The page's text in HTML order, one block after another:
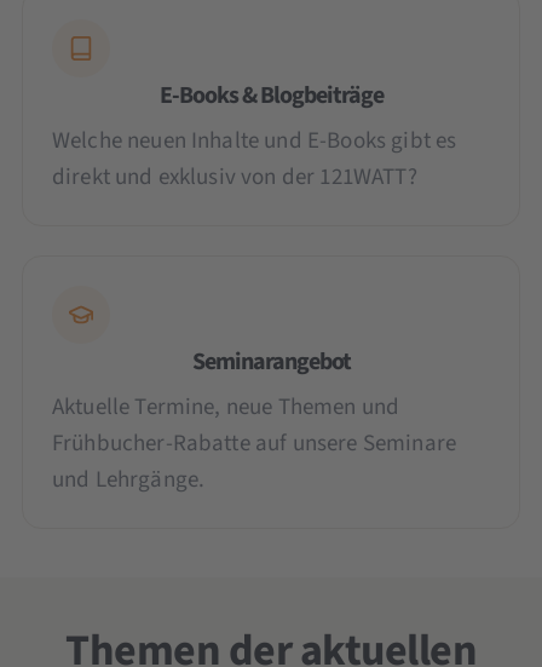
E-Books & Blogbeiträge
Welche neuen Inhalte und E-Books gibt es
direkt und exklusiv von der 121WATT?
Seminarangebot
Aktuelle Termine, neue Themen und
Frühbucher-Rabatte auf unsere Seminare
und Lehrgänge.
Themen der aktuellen